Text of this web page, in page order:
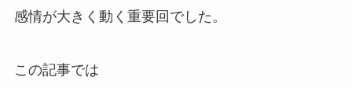
感情が大きく動く重要回でした。
この記事では